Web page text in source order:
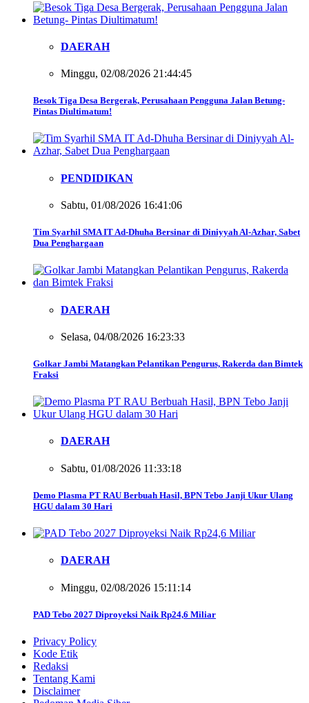
DAERAH
Minggu, 02/08/2026 21:44:45
Besok Tiga Desa Bergerak, Perusahaan Pengguna Jalan Betung-
Pintas Diultimatum!
PENDIDIKAN
Sabtu, 01/08/2026 16:41:06
Tim Syarhil SMA IT Ad-Dhuha Bersinar di Diniyyah Al-Azhar, Sabet
Dua Penghargaan
DAERAH
Selasa, 04/08/2026 16:23:33
Golkar Jambi Matangkan Pelantikan Pengurus, Rakerda dan Bimtek
Fraksi
DAERAH
Sabtu, 01/08/2026 11:33:18
Demo Plasma PT RAU Berbuah Hasil, BPN Tebo Janji Ukur Ulang
HGU dalam 30 Hari
DAERAH
Minggu, 02/08/2026 15:11:14
PAD Tebo 2027 Diproyeksi Naik Rp24,6 Miliar
Privacy Policy
Kode Etik
Redaksi
Tentang Kami
Disclaimer